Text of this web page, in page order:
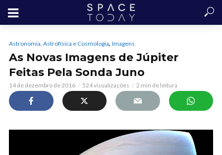
Astronomia, Astrofísica e Cosmologia, Imagens
As Novas Imagens de Júpiter
Feitas Pela Sonda Juno
14 de dezembro de 2016 524 visualizações 2 min de leitura